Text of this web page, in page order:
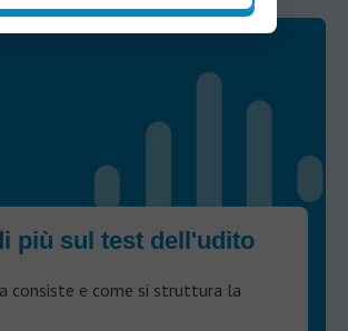
più sul test dell'udito
consiste e come si struttura la